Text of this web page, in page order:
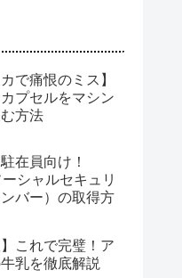
で痛恨のミス】
プセルをマシン
方法
在員向け！
シャルセキュリ
バー）の取得方
】これで完璧！ア
乳を徹底解説